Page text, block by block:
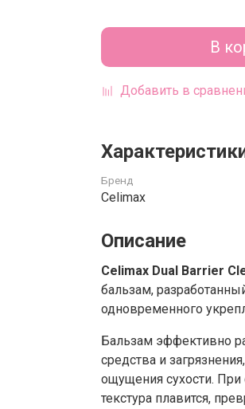
В
Добавить в
Бренд
Celimax
Описание
Celimax Dual Barrier
бальзам,
одновременного
Бальзам эффективно
средства и
ощущения сухости.
текстура плавится,